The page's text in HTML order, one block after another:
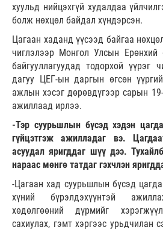
хуульд нийцэхгүй худалдаа
болж нөхцөл байдал хүндэрсэн.
Цагаан хаданд үүсээд байгаа
чиглэлээр Монгол Улсын Ерөнхий
байгууллагуудад тодорхой үүрэг
дагуу ЦЕГ-ын даргын өгсөн
ажлын хэсэг дөрөвдүгээр сарын
ажиллаад ирлээ.
-Тэр суурьшлын бүсэд хэдэн
гүйцэтгэж ажилладаг вэ.
асуудал яригддаг шүү дээ.
нараас мөнгө татдаг гэхчлэн
-Цагаан хад суурьшлын бүсэд
хүний бүрэлдэхүүнтэй
хөдөлгөөний дүрмийг
сахиулах, гэмт хэргээс урьдчилан